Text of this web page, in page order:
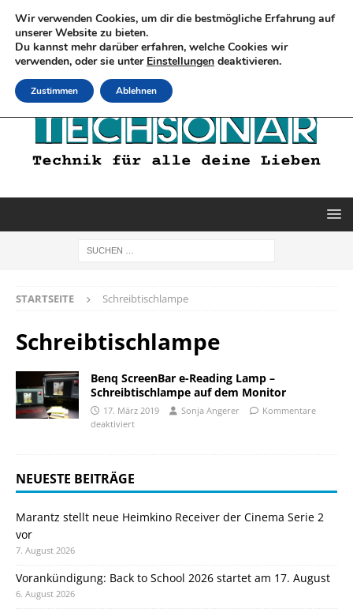
STARTSEITE Schreibtischlampe
Schreibtischlampe
Benq ScreenBar e-Reading Lamp –
Schreibtischlampe auf dem Monitor
17. März 2019 Sonja Angerer
Kommentare
deaktiviert
NEUESTE BEITRÄGE
Marantz stellt neue Heimkino Receiver der Cinema Serie 2
vor
7. August 2026
Vorankündigung: Back to School 2026 startet am 17. August
6. August 2026
Wir verwenden Cookies, um dir die bestmögliche Erfahrung auf
unserer Website zu bieten.
Du kannst mehr darüber erfahren, welche Cookies wir
verwenden, oder sie unter Einstellungen deaktivieren.
Zustimmen Ablehnen